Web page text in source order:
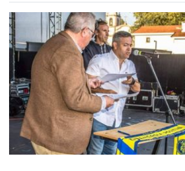
LUGAR
PARA
O
TEAM
MANAIA
NO
RALI
DE
MONTELONGO
NO
SEU